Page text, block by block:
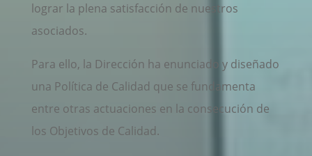
lograr la plena satisfacción de nuestros
asociados.
Para ello, la Dirección ha enunciado y diseñado
una Política de Calidad que se fundamenta
entre otras actuaciones en la consecución de
los Objetivos de Calidad.